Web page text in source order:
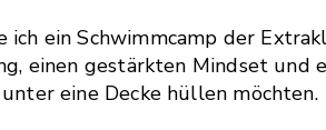
ich ein Schwimmcamp der
einen gestärkten Mindset und
eine Decke hüllen möchten.